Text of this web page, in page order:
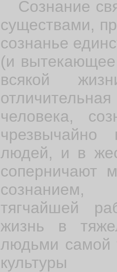
Сознание
существами,
сознанье
(и
всякой
человека,
людей, и в
соперничают
сознанием,
тягчайшей
жизнь в
людьми самой
культуры